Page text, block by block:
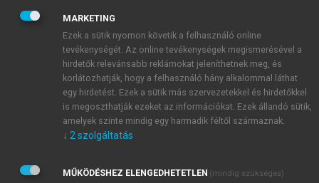
JELSZÓ
JELSZÓ ÚJRA
Kérek értesítést a MeRSZ újdonságairól, akcióiról.
Kérek értesítést az Akadémiai Kiadó Zrt. újdonságairól,
Adatkezelési tájékoztatóbanfoglaltakat tudomásul
MARKETING
Ezek a sütik nyomon követik a felhasználó online
tevékenységét. Az online tevékenységek megismerésével a
hirdetők relevánsabb reklámokat jeleníthetnek meg, és
korlátozhatják, hogy a felhasználó hány alkalommal láthat
egy hirdetést. Ezek a sütik más szervezetekkel és hirdetőkkel
is megoszthatják ezeket az információkat. Ezek állandó sütik,
amelyek szinte mindig egy harmadik féltől származnak.
↓ 2 szolgáltatás
MŰKÖDÉSHEZ ELENGEDHETETLEN (mindig szükséges)